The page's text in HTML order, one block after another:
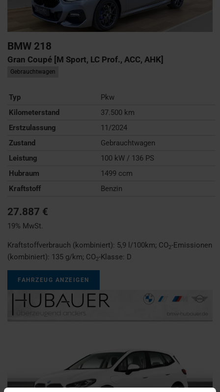
BMW 218
Gran Coupé [M Sport, LC Prof., ACC, AHK]
Gebrauchtwagen
Typ
Pkw
Kilometerstand
37.500 km
Erstzulassung
11/2024
Zustand
Gebrauchtwagen
Leistung
100 kW / 136 PS
Hubraum
1499 ccm
Kraftstoff
Benzin
27.887 €
19% MwSt.
Kraftstoffverbrauch (kombiniert): 5,9 l/100km; CO2-Emissionen
(kombiniert): 135 g/km; CO2-Klasse: D
FAHRZEUG ANZEIGEN